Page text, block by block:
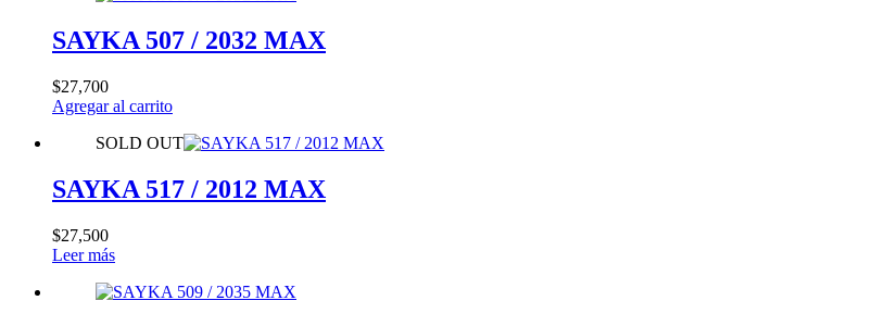
SAYKA 507 / 2032 MAX
$27,700
Agregar al carrito
SOLD OUT
SAYKA 517 / 2012 MAX
$27,500
Leer más